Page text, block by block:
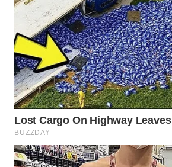
WN
BOGOR
WN
DEPOK
WN
TAPANULI
UTARA
WN